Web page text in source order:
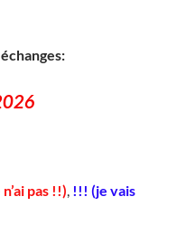
pas !!), !!! (je vais